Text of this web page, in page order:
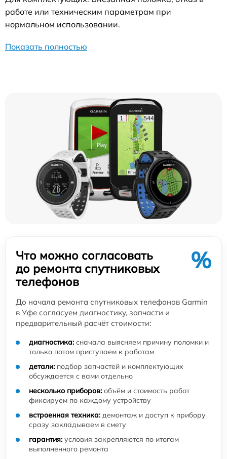
работе или техническим параметрам при
нормальном использовании.
Показать полностью
Что можно согласовать
до ремонта спутниковых
телефонов
%
До начала ремонта спутниковых телефонов Garmin
в Уфе согласуем диагностику, запчасти и
предварительный расчёт стоимости:
диагностика: сначала выясняем причину поломки и
только потом приступаем к работам
детали: подбор запчастей и комплектующих
обсуждается с вами отдельно
несколько приборов: объём и стоимость работ
фиксируем по каждому устройству
встроенная техника: демонтаж и доступ к прибору
сразу закладываем в смету
гарантия: условия закрепляются по итогам
выполненного ремонта